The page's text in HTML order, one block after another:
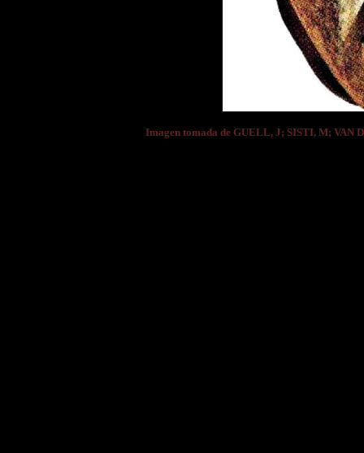
Imagen tomada de GUELL, J; SISTI, M; VAN